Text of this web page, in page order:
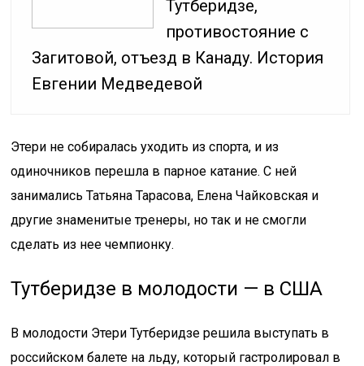
Тутберидзе,
противостояние с
Загитовой, отъезд в Канаду. История
Евгении Медведевой
Этери не собиралась уходить из спорта, и из
одиночников перешла в парное катание. С ней
занимались Татьяна Тарасова, Елена Чайковская и
другие знаменитые тренеры, но так и не смогли
сделать из нее чемпионку.
Тутберидзе в молодости — в США
В молодости Этери Тутберидзе решила выступать в
российском балете на льду, который гастролировал в